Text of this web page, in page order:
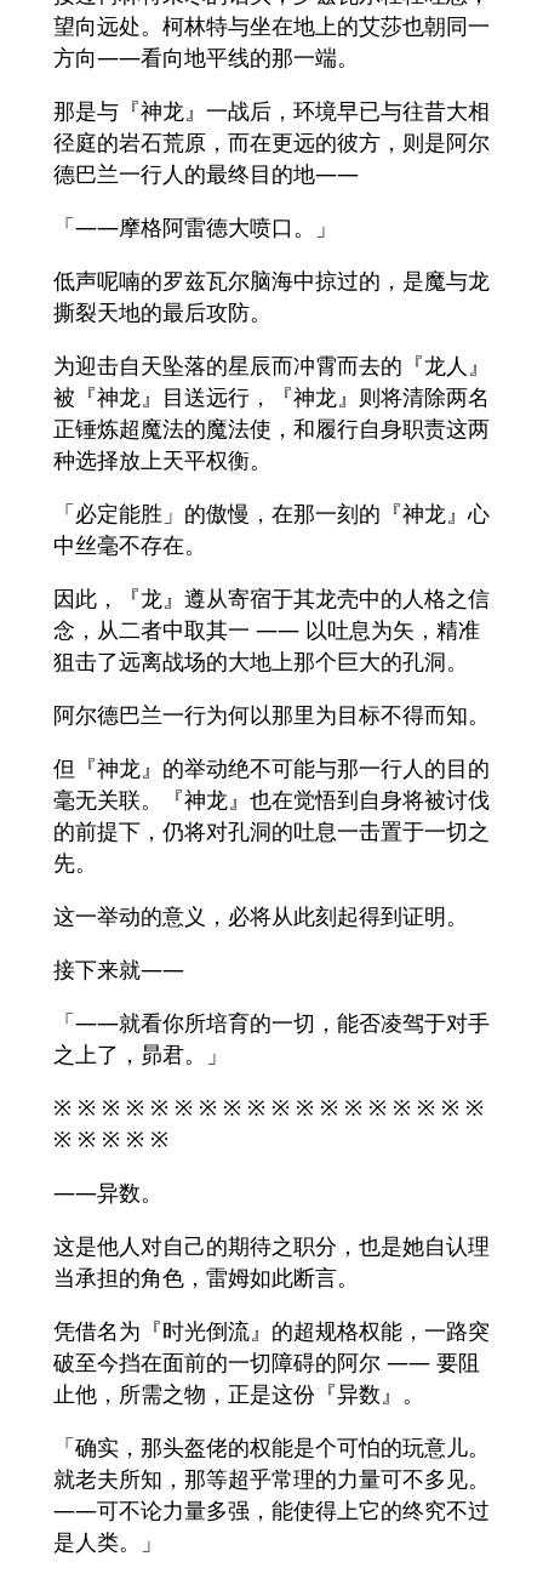
望向远处。柯林特与坐在地上的艾莎也朝同一
方向——看向地平线的那一端。
那是与『神龙』一战后，环境早已与往昔大相
径庭的岩石荒原，而在更远的彼方，则是阿尔
德巴兰一行人的最终目的地——
「——摩格阿雷德大喷口。」
低声呢喃的罗兹瓦尔脑海中掠过的，是魔与龙
撕裂天地的最后攻防。
为迎击自天坠落的星辰而冲霄而去的『龙人』
被『神龙』目送远行，『神龙』则将清除两名
正锤炼超魔法的魔法使，和履行自身职责这两
种选择放上天平权衡。
「必定能胜」的傲慢，在那一刻的『神龙』心
中丝毫不存在。
因此，『龙』遵从寄宿于其龙壳中的人格之信
念，从二者中取其一 —— 以吐息为矢，精准
狙击了远离战场的大地上那个巨大的孔洞。
阿尔德巴兰一行为何以那里为目标不得而知。
但『神龙』的举动绝不可能与那一行人的目的
毫无关联。『神龙』也在觉悟到自身将被讨伐
的前提下，仍将对孔洞的吐息一击置于一切之
先。
这一举动的意义，必将从此刻起得到证明。
接下来就——
「——就看你所培育的一切，能否凌驾于对手
之上了，昴君。」
※ ※ ※ ※ ※ ※ ※ ※ ※ ※ ※ ※ ※ ※ ※ ※ ※ ※
※ ※ ※ ※ ※
——异数。
这是他人对自己的期待之职分，也是她自认理
当承担的角色，雷姆如此断言。
凭借名为『时光倒流』的超规格权能，一路突
破至今挡在面前的一切障碍的阿尔 —— 要阻
止他，所需之物，正是这份『异数』。
「确实，那头盔佬的权能是个可怕的玩意儿。
就老夫所知，那等超乎常理的力量可不多见。
——可不论力量多强，能使得上它的终究不过
是人类。」